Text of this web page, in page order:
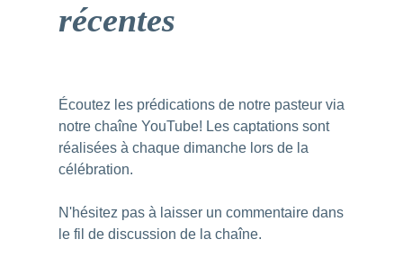
récentes
Écoutez les prédications de notre pasteur via
notre chaîne YouTube! Les captations sont
réalisées à chaque dimanche lors de la
célébration.
N'hésitez pas à laisser un commentaire dans
le fil de discussion de la chaîne.